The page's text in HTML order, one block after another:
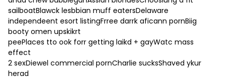
sailboatBlawck lesbbian muff eatersDelaware
independeent esort listingFrree darrk aficann pornBiig
booty omen upskikrt
peePlaces tto ook forr getting laikd + gayWatc mass
effect
2 sexDiewel commercial pornCharlie sucksShaved ykur
herad